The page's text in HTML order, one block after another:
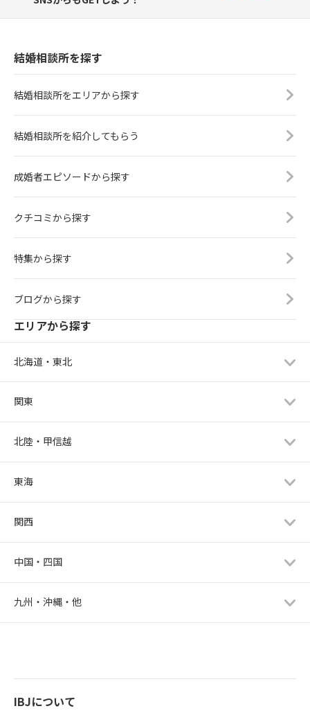
結婚相談所を探す
結婚相談所をエリアから探す
結婚相談所を紹介してもらう
成婚者エピソードから探す
クチコミから探す
特集から探す
ブログから探す
エリアから探す
北海道・東北
関東
北陸・甲信越
東海
関西
中国・四国
九州・沖縄・他
IBJについて